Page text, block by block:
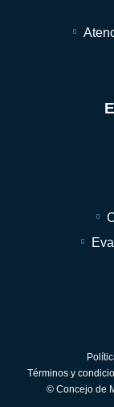
Términos y
© Concejo de